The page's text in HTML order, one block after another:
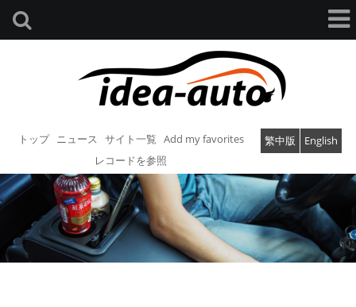
トップ ニュース サイト一覧 Add my favorites 繁中版
English
レコードを参照